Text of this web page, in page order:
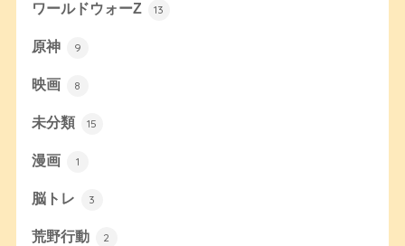
ワールドウォーZ 13
原神 9
映画 8
未分類 15
漫画 1
脳トレ 3
荒野行動 2